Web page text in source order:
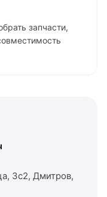
запчасти,
3с2, Дмитров,